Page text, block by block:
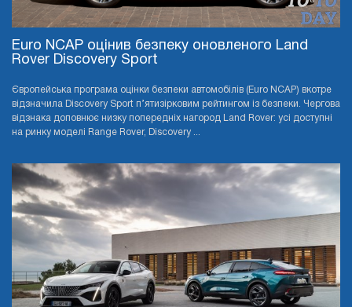
Euro NCAP оцінив безпеку оновленого Land
Rover Discovery Sport
Європейська програма оцінки безпеки автомобілів (Euro NCAP) вкотре
відзначила Discovery Sport п’ятизірковим рейтингом із безпеки. Чергова
відзнака доповнює низку попередніх нагород Land Rover: усі доступні
на ринку моделі Range Rover, Discovery ...